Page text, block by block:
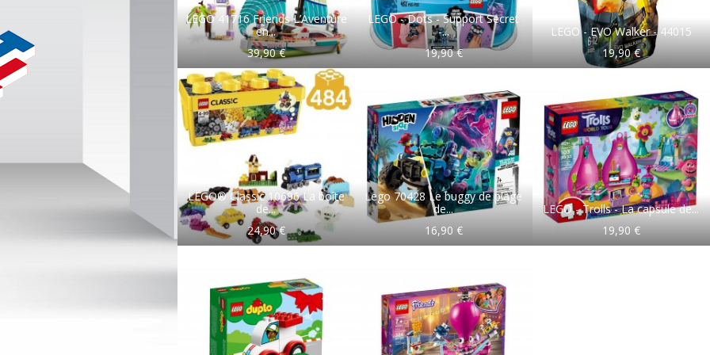
LEGO 41716 Friends L’Aventure
en...
39,90 €
LEGO - Dots - Support Secret
-...
19,90 €
LEGO - EVO Walker - 44015
19,90 €
LEGO® Classic 10696 La boîte
de...
24,90 €
Lego 70428 Le buggy de plage
de...
16,90 €
LEGO - Trolls - La capsule de...
19,90 €